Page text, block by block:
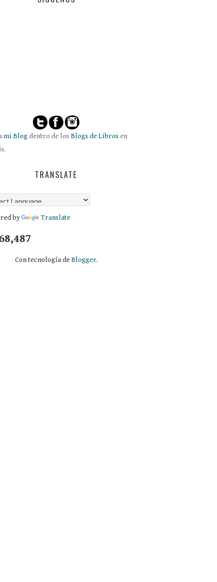
mi Blogdentro de los Blogs de Libros en
TRANSLATE
by Translate
Con tecnología deBlogger.